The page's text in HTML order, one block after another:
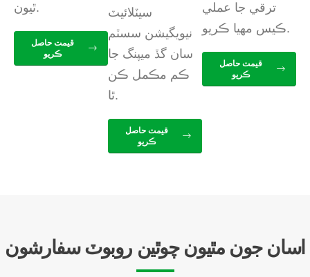
ٿيون.
قيمت حاصل
ڪريو
سيٽلائيٽ
نيويگيشن سسٽم
سان گڏ ميپنگ جا
ڪم مڪمل ڪن
ٿا.
قيمت حاصل
ڪريو
ترقي جا عملي
ڪيس مهيا ڪريو.
قيمت حاصل
ڪريو
اسان جون مٿيون چوٿين روبوٽ سفارشون